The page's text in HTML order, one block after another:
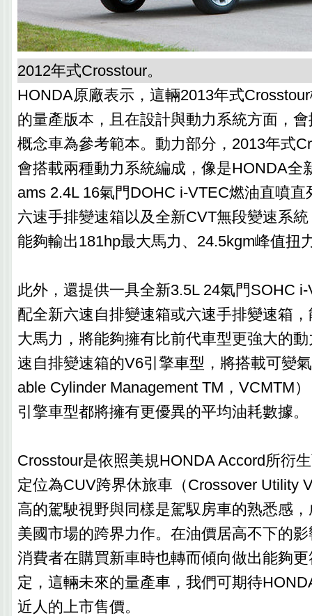
2012年式Crosstour。
HONDA原廠表示，這輛2013年式
的量產版本，且在設計與動力系統方面，
概念車為參考範本。動力部分，2013年式
會搭載兩種動力系統編成，像是HONDA全
ams 2.4L 16氣門DOHC i-VTEC燃油直噴
六速手排變速箱以及全新CVT無段變速系
能夠輸出181hp最大馬力、24.5kgm峰值扭
此外，還提供一具全新3.5L 24氣門SOHC
配全新六速自排變速箱或六速手排變速箱
大馬力，將能夠擁有比前代車型更強大的
速自排變速箱的V6引擎車型，將搭載可變
able Cylinder Management TM，VCMTM
引擎車型都將擁有更優異的平均油耗數據。
Crosstour是依照美規HONDA Accord所衍
定位為CUV跨界休旅車（Crossover Utility
高的駕駛視野與同樣是駕馭房車的熟悉感
美國市場的跨界力作。在油價居高不下的
消費者在購買新車時也轉而傾向做出能夠
定，這輛未來的量產車，我們可期待
近人的上市售價。